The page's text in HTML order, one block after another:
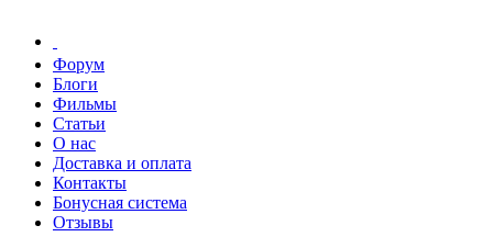
Форум
Блоги
Фильмы
Статьи
О нас
Доставка и оплата
Контакты
Бонусная система
Отзывы